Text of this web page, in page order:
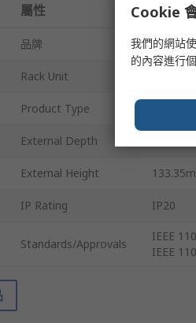
屬性 值
品牌 nVent
Rack Unit
Product Type Plug-In
External Depth
External Height
IP Rating IP20
Standards/Approvals
IEEE
IEEE
Cookie
我們的網站
的內容進行